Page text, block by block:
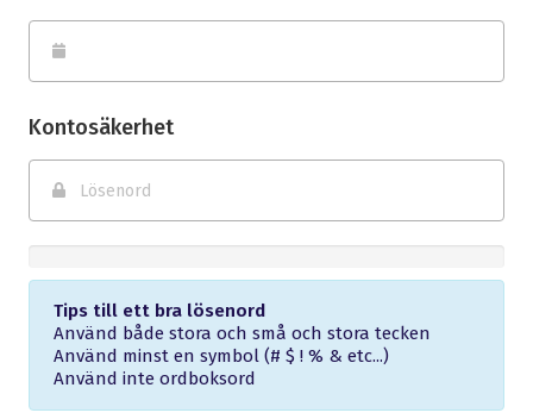
Kontosäkerhet
Password
Rating:Tips till ett bra lösenord
Använd både stora och små och stora tecken
Använd minst en symbol (# $ ! % & etc...)
Använd inte ordboksord